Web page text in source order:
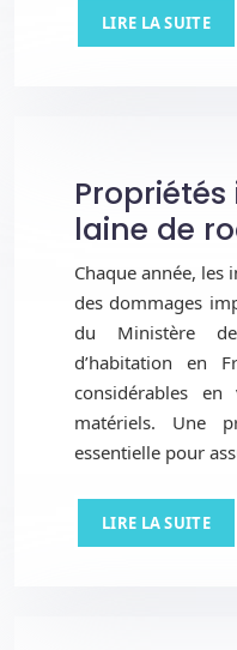
LIRE LA SUITE
laine de
Chaque année, les
des dommages
du Ministère
d’habitation en
considérables
matériels. Une
essentielle pour
LIRE LA SUITE